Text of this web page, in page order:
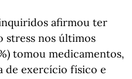
afirmou ter
stress nos últimos
tomou medicamentos,
de exercício físico e